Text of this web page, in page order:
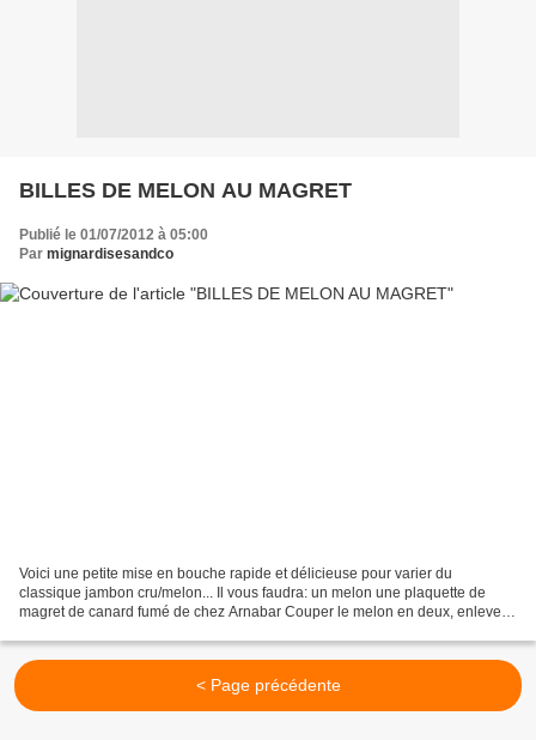
BILLES DE MELON AU MAGRET
Publié le 01/07/2012 à 05:00
Par mignardisesandco
Voici une petite mise en bouche rapide et délicieuse pour varier du
classique jambon cru/melon... Il vous faudra: un melon une plaquette de
magret de canard fumé de chez Arnabar Couper le melon en deux, enlever
< Page précédente